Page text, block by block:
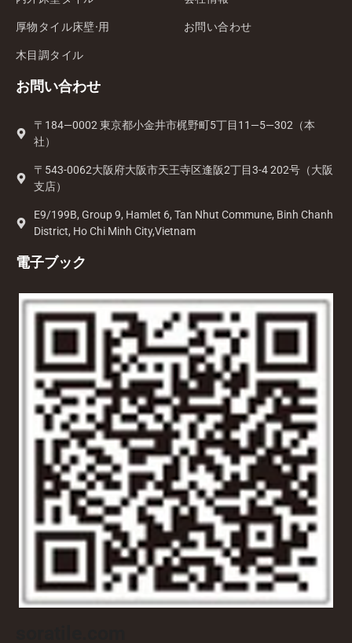
厚物タイル床壁·用
木目調タイル
お問い合わせ
お問い合わせ
〒184—0002 東京都小金井市梶野町5丁目11—5—302（本
社）
〒543-0062大阪府大阪市天王寺区逢阪2丁目3-4 202号（大阪
支店）
E9/199B, Group 9, Hamlet 6, Tan Nhut Commune, Binh Chanh
District, Ho Chi Minh City,Vietnam
電子ブック